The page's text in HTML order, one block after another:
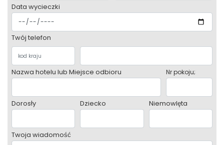
Data wycieczki
Twój telefon
Nazwa hotelu lub Miejsce odbioru Nr pokoju;
Dorosły Dziecko Niemowlęta
Twoja wiadomość